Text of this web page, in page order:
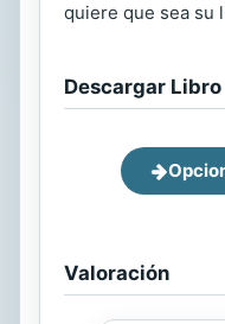
quiere que sea su
Descargar Libro
Valoración